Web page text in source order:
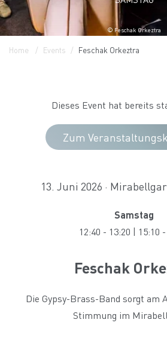
© Feschak Orkeztra
Home Events Feschak Orkeztra
Dieses Event hat bereits
Zum
13. Juni 2026 ·
Samstag
12:40 - 13:20 | 15:10 -
Feschak
Die Gypsy-Brass-Band sorgt am
Stimmung im